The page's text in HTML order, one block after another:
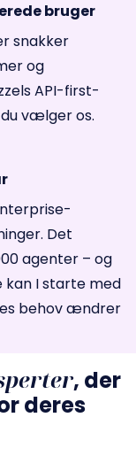
bruger
snakker
og
API-first-
vælger os.
Det
agenter – og
kan I starte med
behov ændrer
, der
deres